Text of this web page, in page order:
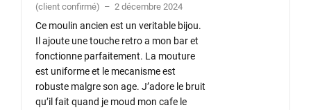
(client confirmé) – 2 décembre 2024
Ce moulin ancien est un veritable bijou.
Il ajoute une touche retro a mon bar et
fonctionne parfaitement. La mouture
est uniforme et le mecanisme est
robuste malgre son age. J’adore le bruit
qu’il fait quand je moud mon cafe le